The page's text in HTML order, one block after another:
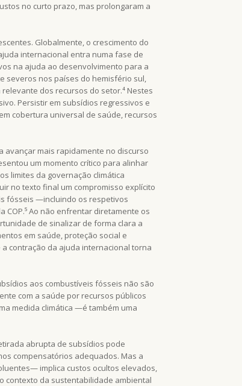
no curto prazo, mas prolongaram a
Globalmente, o crescimento do
internacional entra numa fase de
na ajuda ao desenvolvimento para a
severos nos países do hemisfério sul,
dos recursos do setor.⁴ Nestes
Persistir em subsídios regressivos e
cobertura universal de saúde, recursos
avançar mais rapidamente no discurso
um momento crítico para alinhar
limites da governação climática
no texto final um compromisso explícito
fósseis —incluindo os respetivos
Ao não enfrentar diretamente os
de sinalizar de forma clara a
em saúde, proteção social e
contração da ajuda internacional torna
aos combustíveis fósseis não são
com a saúde por recursos públicos
medida climática —é também uma
abrupta de subsídios pode
compensatórios adequados. Mas a
implica custos ocultos elevados,
contexto da sustentabilidade ambiental